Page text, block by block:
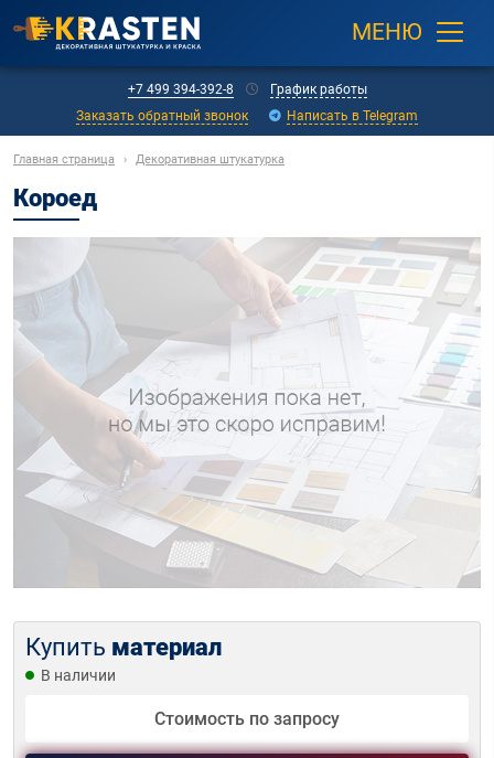
+7 499 394-392-8
График работы
Заказать обратный звонок
Написать в Telegram
МЕНЮ
Главная страница › Декоративная штукатурка
Короед
Купить материал
В наличии
Стоимость по запросу